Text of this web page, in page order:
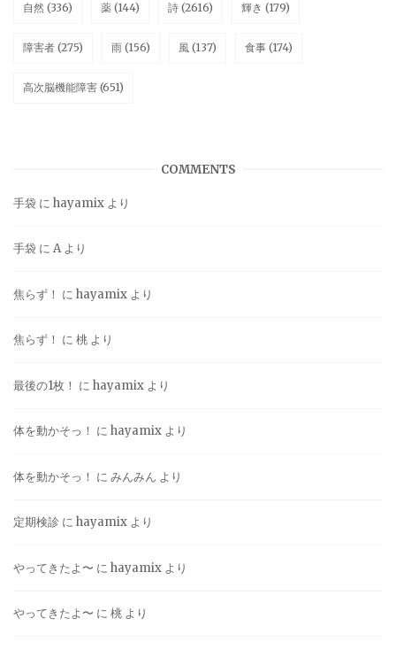
自然 (336) 薬 (144) 詩 (2616) 輝き (179)
障害者 (275) 雨 (156) 風 (137) 食事 (174)
高次脳機能障害 (651)
COMMENTS
手袋 に hayamix より
手袋 に Aより
焦らず！ に hayamix より
焦らず！ に 桃 より
最後の1枚！ に hayamix より
体を動かそっ！ に hayamix より
体を動かそっ！ に みんみん より
定期検診 に hayamix より
やってきたよ〜 に hayamix より
やってきたよ〜 に 桃 より